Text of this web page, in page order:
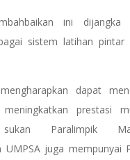
ini dijangka
sistem latihan
dapat
prestasi
Paralimpik
UMPSA juga mempunyai